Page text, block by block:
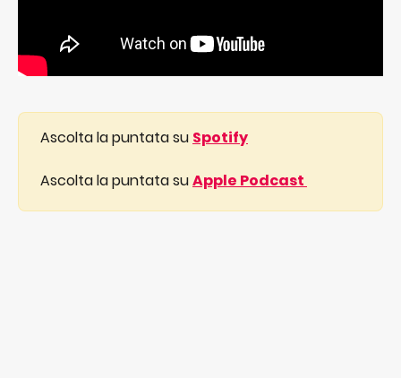
Ascolta la puntata su Spotify
Ascolta la puntata su Apple Podcast